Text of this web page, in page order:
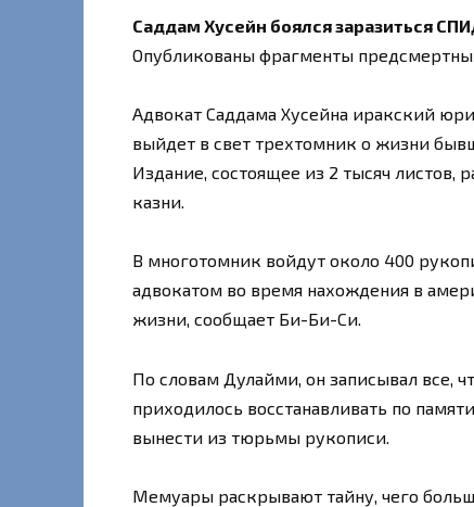
Саддам Хусейн боялся заразиться
Опубликованы фрагменты
Адвокат Саддама Хусейна иракский
выйдет в свет трехтомник о жизни
Издание, состоящее из 2 тысяч листов,
казни.
В многотомник войдут около 400
адвокатом во время нахождения в
жизни, сообщает Би-Би-Си.
По словам Дулайми, он записывал все,
приходилось восстанавливать по
вынести из тюрьмы рукописи.
Мемуары раскрывают тайну, чего